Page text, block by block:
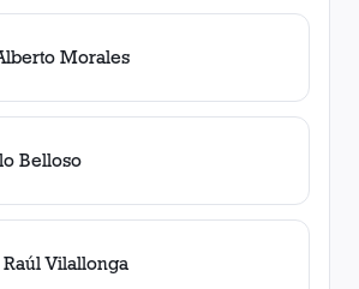
Morales
Belloso
Vilallonga